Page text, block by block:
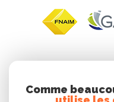
Comme